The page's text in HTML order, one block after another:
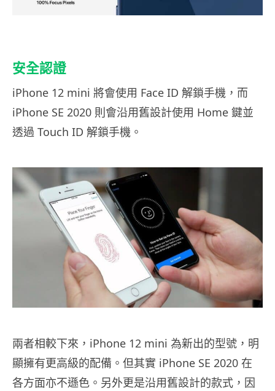
安全認證
iPhone 12 mini 將會使用 Face ID 解鎖手機，而
iPhone SE 2020 則會沿用舊設計使用 Home 鍵並
透過 Touch ID 解鎖手機。
兩者相較下來，iPhone 12 mini 為新出的型號，明
顯擁有更高級的配備。但其實 iPhone SE 2020 在
各方面亦不遜色。另外更是沿用舊設計的款式，因